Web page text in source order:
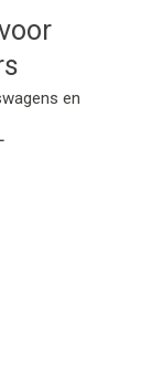
en